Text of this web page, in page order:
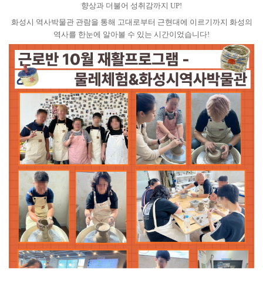
향상과 더불어 성취감까지 UP!
화성시 역사박물관 관람을 통해 고대로부터 근현대에 이르기까지 화성의
역사를 한눈에 알아볼 수 있는 시간이었습니다!